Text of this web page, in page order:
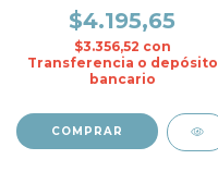
$4.195,65
$3.356,52 con
Transferencia o depósito
bancario